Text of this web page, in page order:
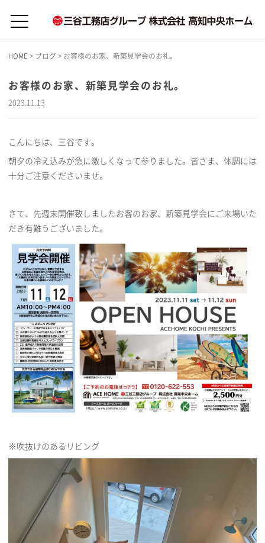
HOME > ブログ > お客様のお家、新築見学会のお礼。
お客様のお家、新築見学会のお礼。
2023.11.13
こんにちは、三谷です。
朝夕の冷え込みが急に激しくなって参りました。皆さま、体調には
十分ご注意くださいませ。
さて、先週末開催致しましたお客のお家、新築見学会にご来場いた
だき有難うございました。
※吹抜けのあるリビング